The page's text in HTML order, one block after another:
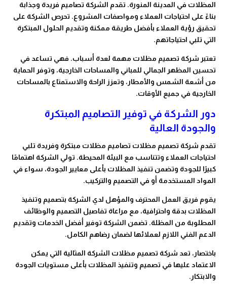
المظلات في المدينة المنورة. تقدم الشركة تصاميم فريدة وجذابة
بناءً على احتياجات العملاء ومواصفات المشروع. تحرص الشركة على
تحقيق رؤية العملاء بأفضل طريقة ممكنة وتقديم الحلول المبتكرة
التي تلبي احتياجاتهم.
تعتبر شركة تصميم مظلات مهمة لعدة أسباب. فهي تساعد في
تحسين المظهر الجمالي للمباني والمساحات الخارجية، وتوفر الحماية
من أشعة الشمس والأمطار، وتعزز الراحة والاستمتاع بالمساحات
الخارجية في جميع الأوقات.
دور الشركة في توفير التصاميم المبتكرة
والجودة العالية
تقدم شركة تصميم مظلات تصاميم مظلات مبتكرة وفريدة تلبي
احتياجات العملاء وتتناسب مع البيئة المحيطة. تولي الشركة اهتمامًا
كبيرًا للجودة وتضمن تنفيذ المظلات بأعلى معايير الجودة، سواء في
المواد المستخدمة أو في التصميم والتركيب.
يقوم فريق العمل المحترف والمؤهل لدي الشركة بتصميم وتنفيذ
المظلات بدقة واحترافية، مع مراعاة تفاصيل التصميم والوظائف
المطلوبة من المظلة. تضمن الشركة توفير أفضل الخدمات وتقديم
الدعم الفني اللازم لعملائها لضمان رضاهم الكامل.
باختصار، تعد شركة تصميم مظلات الشركة المثالية التي يمكن
الاعتماد عليها في تصميم وتنفيذ المظلات بأعلى مستويات الجودة
والابتكار.